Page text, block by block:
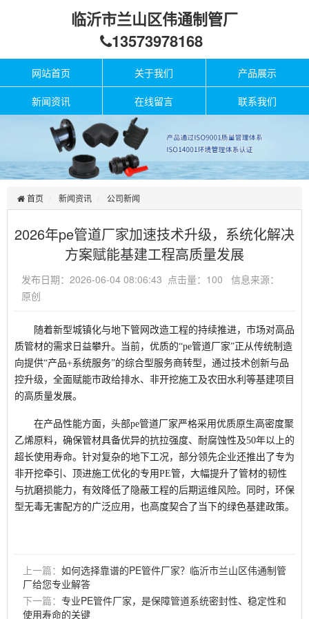
临沂市兰山区伟通制管厂
13573978168
网站首页 关于我们 产品展示
新闻资讯 在线留言 联系我们
首页 新闻资讯 公司新闻
2026年pe管道厂家加速技术升级，系统化解决
方案赋能基建工程高质量发展
发布日期：2026-06-04 08:06:43 点击量：100 信息来源：
原创
随着新型城镇化与地下管网改造工程的持续推进，市场对高品
质管材的需求日益攀升。当前，优质的“pe管道厂家”正从传统制造
向提供“产品+系统服务”的综合型服务商转型，通过技术创新与品
控升级，全面赋能市政给排水、非开挖施工及农田水利等基建项目
的高质量发展。
在产品性能方面，头部pe管道厂家严格采用优质原生高密度聚
乙烯原料，确保管材具备优异的抗拉强度、耐腐蚀性及50年以上的
超长使用寿命。针对复杂的地下工况，部分领先企业还推出了专为
非开挖牵引、顶进施工优化的专用PE管，大幅提升了管材的韧性
与抗磨损能力，有效降低了隐蔽工程的后期运维风险。同时，环保
型无毒无害配方的广泛应用，也高度契合了当下的绿色基建政策。
上一篇： 如何选择靠谱的PE管件厂家？临沂市兰山区伟通制管
厂给您专业解答
下一篇： 专业PE管件厂家，是保障管道系统密封性、稳定性和
使用寿命的关键